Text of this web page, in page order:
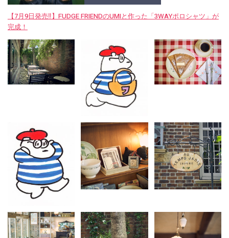
【7月9日発売‼︎】FUDGE FRIENDのUMIと作った「3WAYポロシャツ」が
完成！